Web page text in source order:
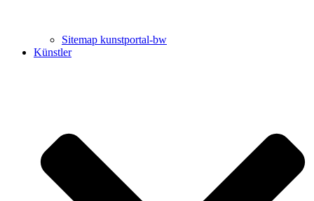
Sitemap kunstportal-bw
Künstler